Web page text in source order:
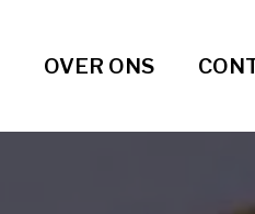
OVER ONS